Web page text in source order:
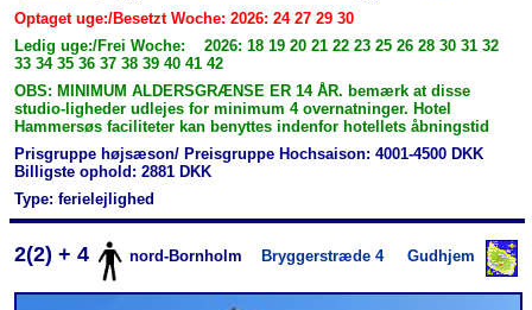
Optaget uge:/Besetzt Woche: 2026: 24 27 29 30
Ledig uge:/Frei Woche: 2026: 18 19 20 21 22 23 25 26 28 30 31 32
33 34 35 36 37 38 39 40 41 42
OBS: MINIMUM ALDERSGRÆNSE ER 14 ÅR. bemærk at disse
studio-ligheder udlejes for minimum 4 overnatninger. Hotel
Hammersøs faciliteter kan benyttes indenfor hotellets åbningstid
Prisgruppe højsæson/ Preisgruppe Hochsaison: 4001-4500 DKK
Billigste ophold: 2881 DKK
Type: ferielejlighed
2(2) + 4 nord-Bornholm Bryggerstræde 4 Gudhjem